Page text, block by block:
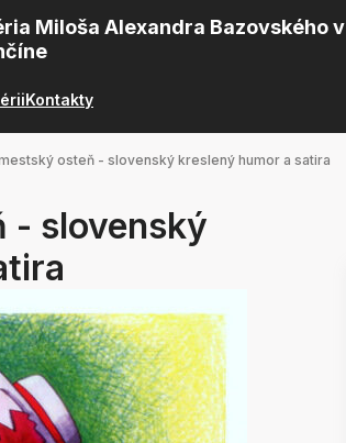
Miloša Alexandra Bazovského v
Kontakty
osteň - slovenský kreslený humor a satira
- slovenský